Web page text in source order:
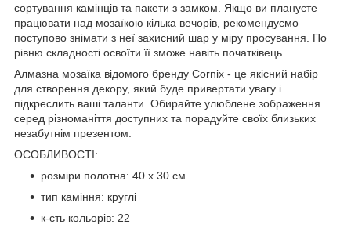
сортування камінців та пакети з замком. Якщо ви плануєте
працювати над мозаїкою кілька вечорів, рекомендуємо
поступово знімати з неї захисний шар у міру просування. По
рівню складності освоїти її зможе навіть початківець.
Алмазна мозаїка відомого бренду Cornix - це якісний набір
для створення декору, який буде привертати увагу і
підкреслить ваші таланти. Обирайте улюблене зображення
серед різноманіття доступних та порадуйте своїх близьких
незабутнім презентом.
ОСОБЛИВОСТІ:
розміри полотна: 40 x 30 см
тип каміння: круглі
к-сть кольорів: 22